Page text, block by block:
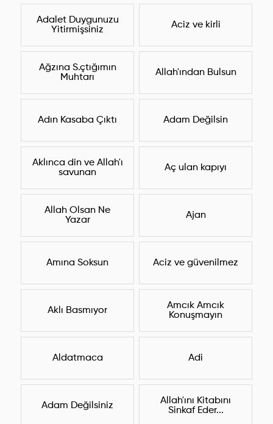
Adalet Duygunuzu
Yitirmişsiniz
Aciz ve kirli
Ağzına S.çtığımın
Muhtarı
Allah'ından Bulsun
Adın Kasaba Çıktı Adam Değilsin
Aklınca din ve Allah'ı
savunan
Aç ulan kapıyı
Allah Olsan Ne
Yazar
Ajan
Amına Soksun Aciz ve güvenilmez
Aklı Basmıyor
Amcık Amcık
Konuşmayın
Aldatmaca Adi
Adam Değilsiniz
Allah'ını Kitabını
Sinkaf Eder...